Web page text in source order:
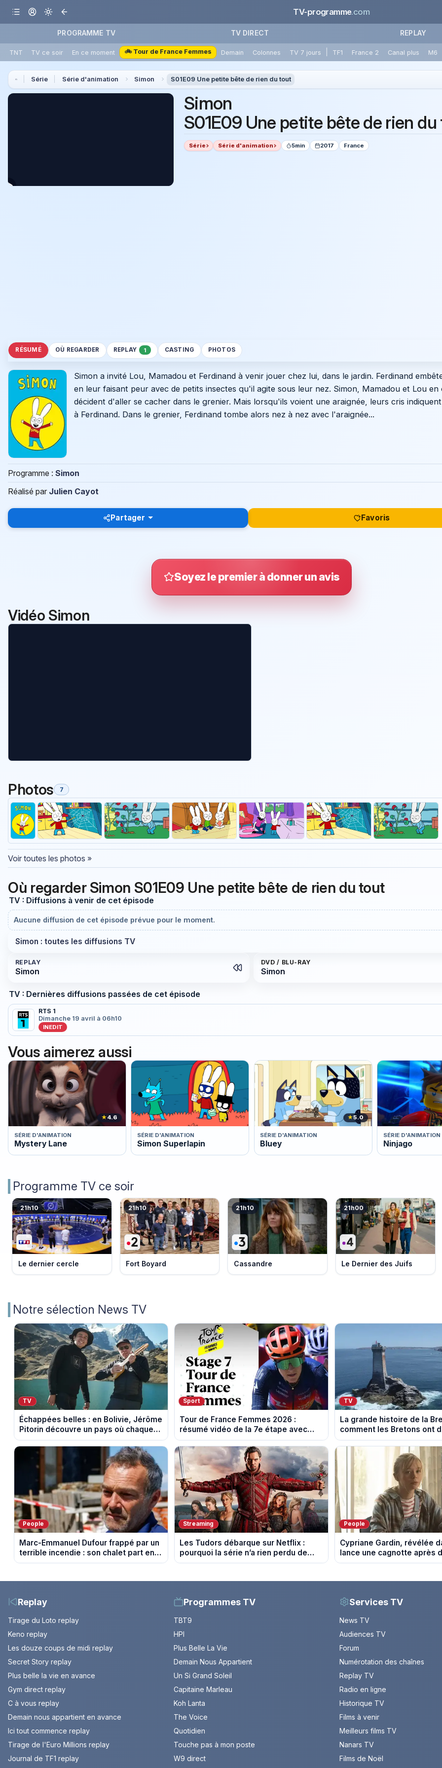
TV-programme.com
PROGRAMME TV TV DIRECT REPLAY
TNT TV ce soir En ce moment 🚲 Tour de France Femmes Demain Colonnes TV 7 jours TF1 France 2 Canal plus M6
Série Série d'animation Simon S01E09 Une petite bête de rien du tout
Simon
S01E09 Une petite bête de rien
Série Série d'animation 5min 2017 France
RÉSUMÉ OÙ REGARDER REPLAY 1 CASTING PHOTOS
Simon a invité Lou, Mamadou et Ferdinand à venir jouer chez lui, dans le jardin. Ferdinand
en leur faisant peur avec de petits insectes qu'il agite sous leur nez. Simon, Mamadou et Lou en
décident d'aller se cacher dans le grenier. Mais lorsqu'ils voient une araignée, leurs cris
à Ferdinand. Dans le grenier, Ferdinand tombe alors nez à nez avec l'araignée...
Programme : Simon
Réalisé par Julien Cayot
Partager Favoris
Soyez le premier à donner un avis
Vidéo Simon
Photos 7
Voir toutes les photos »
Où regarder Simon S01E09 Une petite bête de rien du tout
TV : Diffusions à venir de cet épisode
Aucune diffusion de cet épisode prévue pour le moment.
Simon : toutes les diffusions TV
REPLAY
Simon
DVD / BLU-RAY
Simon
TV : Dernières diffusions passées de cet épisode
RTS 1
Dimanche 19 avril à 06h10
INEDIT
Vous aimerez aussi
★4.6
SÉRIE D'ANIMATION
Mystery Lane
SÉRIE D'ANIMATION
Simon Superlapin
★5.0
SÉRIE D'ANIMATION
Bluey
SÉRIE D'ANIMATION
Ninjago
Programme TV ce soir
21h10
Le dernier cercle
21h10
Fort Boyard
21h10
Cassandre
21h00
Le Dernier des Juifs
Notre sélection News TV
TV
Échappées belles : en Bolivie, Jérôme
Pitorin découvre un pays où chaque
sommet se mérite
Sport
Tour de France Femmes 2026 :
résumé vidéo de la 7e étape avec
l'ascension du Mont Ventoux
TV
La grande histoire de la
comment les Bretons ont
leur culture au fil des
People
Marc-Emmanuel Dufour frappé par un
terrible incendie : son chalet part en
fumée
Streaming
Les Tudors débarque sur Netflix :
pourquoi la série n’a rien perdu de
son pouvoir
People
Cypriane Gardin, révélée
lance une cagnotte après
difficultés financières
Replay
Tirage du Loto replay
Keno replay
Les douze coups de midi replay
Secret Story replay
Plus belle la vie en avance
Gym direct replay
C à vous replay
Demain nous appartient en avance
Ici tout commence replay
Tirage de l'Euro Millions replay
Journal de TF1 replay
Programmes TV
TBT9
HPI
Plus Belle La Vie
Demain Nous Appartient
Un Si Grand Soleil
Capitaine Marleau
Koh Lanta
The Voice
Quotidien
Touche pas à mon poste
W9 direct
Services TV
News TV
Audiences TV
Forum
Numérotation des chaînes
Replay TV
Radio en ligne
Historique TV
Films à venir
Meilleurs films TV
Nanars TV
Films de Noël